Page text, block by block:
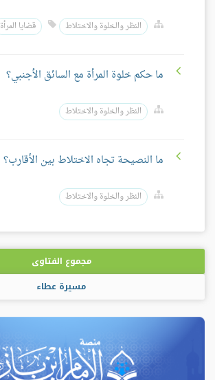
النظر والخلوة والاختلاط قضايا المرأة
ما حكم خلوة المرأة مع السائق الأجنبي؟
النظر والخلوة والاختلاط
ما النصيحة تجاه الاختلاط بين الأقارب؟
النظر والخلوة والاختلاط
مجموع الفتاوى
مسيرة عطاء